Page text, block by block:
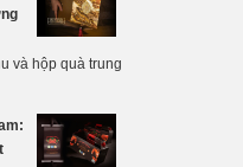
và hộp quà trung